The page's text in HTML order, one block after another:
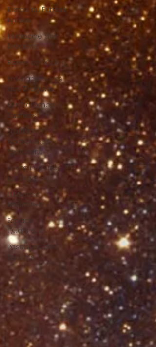
Runes du Futhark
Ancien
Medecine des
Dragons
Runes de l'Oding
Enseignements
des Dragons
Les Flammes
Sacrées
Tradition
Nordique et
Spiritualité
Aventures avec
les Dragons
La Danse
Méditative
Espace
Quantique
Passages des
Saisons